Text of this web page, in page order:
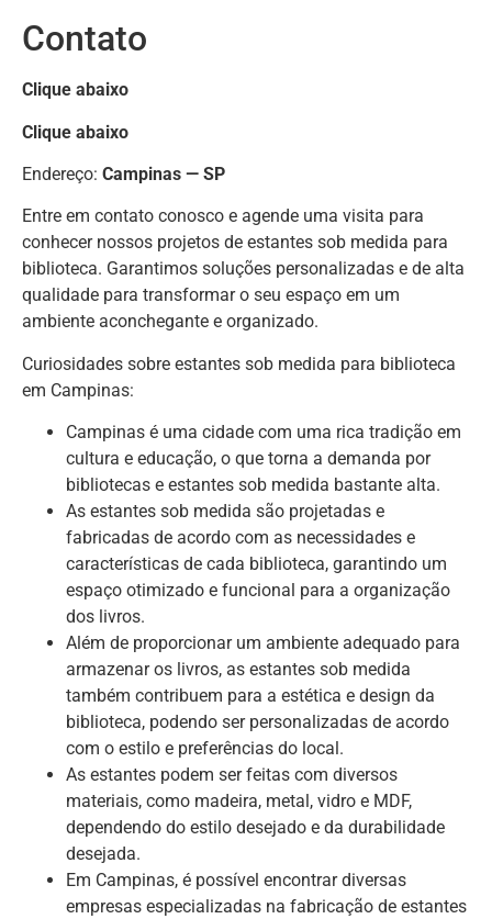
Contato
Clique abaixo
Clique abaixo
Endereço: Campinas — SP
Entre em contato conosco e agende uma visita para
conhecer nossos projetos de estantes sob medida para
biblioteca. Garantimos soluções personalizadas e de alta
qualidade para transformar o seu espaço em um
ambiente aconchegante e organizado.
Curiosidades sobre estantes sob medida para biblioteca
em Campinas:
Campinas é uma cidade com uma rica tradição em
cultura e educação, o que torna a demanda por
bibliotecas e estantes sob medida bastante alta.
As estantes sob medida são projetadas e
fabricadas de acordo com as necessidades e
características de cada biblioteca, garantindo um
espaço otimizado e funcional para a organização
dos livros.
Além de proporcionar um ambiente adequado para
armazenar os livros, as estantes sob medida
também contribuem para a estética e design da
biblioteca, podendo ser personalizadas de acordo
com o estilo e preferências do local.
As estantes podem ser feitas com diversos
materiais, como madeira, metal, vidro e MDF,
dependendo do estilo desejado e da durabilidade
desejada.
Em Campinas, é possível encontrar diversas
empresas especializadas na fabricação de estantes